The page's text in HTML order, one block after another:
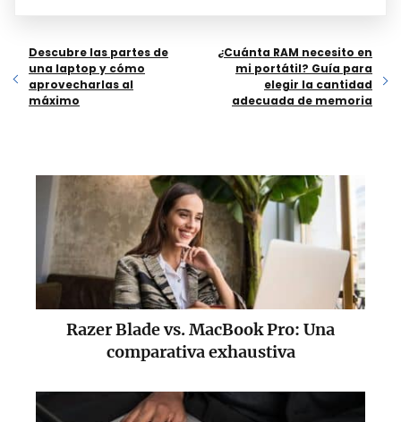
Descubre las partes de
una laptop y cómo
aprovecharlas al
máximo
¿Cuánta RAM necesito en
mi portátil? Guía para
elegir la cantidad
adecuada de memoria
Razer Blade vs. MacBook Pro: Una
comparativa exhaustiva